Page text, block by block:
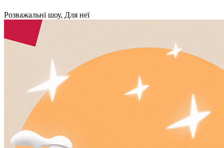
Розважальні шоу, Для неї